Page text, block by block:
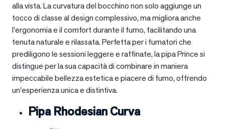
alla vista. La curvatura del bocchino non solo aggiunge un
tocco di classe al design complessivo, ma migliora anche
l’ergonomia e il comfort durante il fumo, facilitando una
tenuta naturale e rilassata. Perfetta per i fumatori che
prediligono le sessioni leggere e raffinate, la pipa Prince si
distingue per la sua capacità di combinare in maniera
impeccabile bellezza estetica e piacere di fumo, offrendo
un’esperienza unica e distintiva.
Pipa Rhodesian Curva